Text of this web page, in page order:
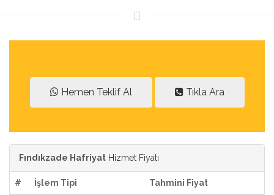
Hemen Teklif Al Tıkla Ara
Fındıkzade Hafriyat Hizmet Fiyatı
# İşlem Tipi Tahmini Fiyat